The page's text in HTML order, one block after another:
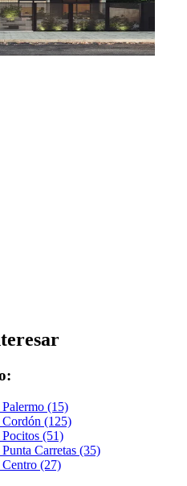
(15)
Cordón (125)
Pocitos (51)
Carretas (35)
Centro (27)